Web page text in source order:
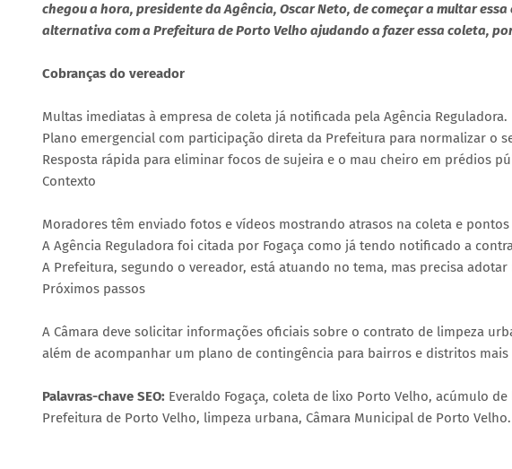
chegou a hora, presidente da Agência, Oscar Neto, de começar a multar
alternativa com a Prefeitura de Porto Velho ajudando a fazer essa coleta,
Cobranças do vereador
Multas imediatas à empresa de coleta já notificada pela Agência Reguladora.
Plano emergencial com participação direta da Prefeitura para normalizar o
Resposta rápida para eliminar focos de sujeira e o mau cheiro em prédios
Contexto
Moradores têm enviado fotos e vídeos mostrando atrasos na coleta e
A Agência Reguladora foi citada por Fogaça como já tendo notificado a
A Prefeitura, segundo o vereador, está atuando no tema, mas precisa
Próximos passos
A Câmara deve solicitar informações oficiais sobre o contrato de limpeza
além de acompanhar um plano de contingência para bairros e distritos mais
Palavras-chave SEO: Everaldo Fogaça, coleta de lixo Porto Velho, acúmulo
Prefeitura de Porto Velho, limpeza urbana, Câmara Municipal de Porto Velho.